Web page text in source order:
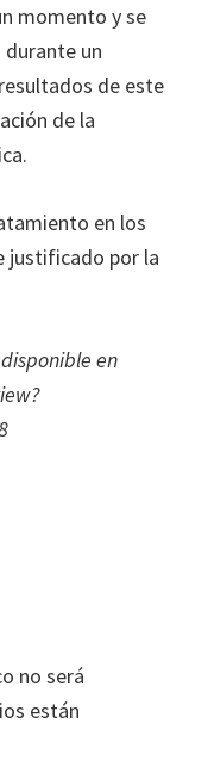
momento y se
un
de este
de la
en los
justificado por la
en
no será
están